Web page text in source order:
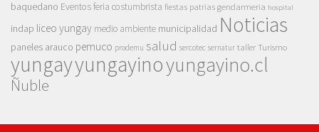
baquedano Eventosferia costumbrista fiestas patrias gendarmeria hospital
indap liceo yungay medio ambiente municipalidad Noticias
paneles arauco pemuco prodemu salud sercotec sernatur taller Turismo
yungayyungayinoyungayino.cl
Ñuble